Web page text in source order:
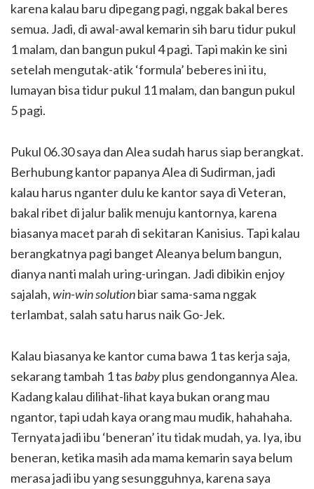
karena kalau baru dipegang pagi, nggak bakal beres
semua. Jadi, di awal-awal kemarin sih baru tidur pukul
1 malam, dan bangun pukul 4 pagi. Tapi makin ke sini
setelah mengutak-atik ‘formula’ beberes ini itu,
lumayan bisa tidur pukul 11 malam, dan bangun pukul
5 pagi.
Pukul 06.30 saya dan Alea sudah harus siap berangkat.
Berhubung kantor papanya Alea di Sudirman, jadi
kalau harus nganter dulu ke kantor saya di Veteran,
bakal ribet di jalur balik menuju kantornya, karena
biasanya macet parah di sekitaran Kanisius. Tapi kalau
berangkatnya pagi banget Aleanya belum bangun,
dianya nanti malah uring-uringan. Jadi dibikin enjoy
sajalah,win-win solutionbiar sama-sama nggak
terlambat, salah satu harus naik Go-Jek.
Kalau biasanya ke kantor cuma bawa 1 tas kerja saja,
sekarang tambah 1 tas babyplus gendongannya Alea.
Kadang kalau dilihat-lihat kaya bukan orang mau
ngantor, tapi udah kaya orang mau mudik, hahahaha.
Ternyata jadi ibu ‘beneran’ itu tidak mudah, ya. Iya, ibu
beneran, ketika masih ada mama kemarin saya belum
merasa jadi ibu yang sesungguhnya, karena saya